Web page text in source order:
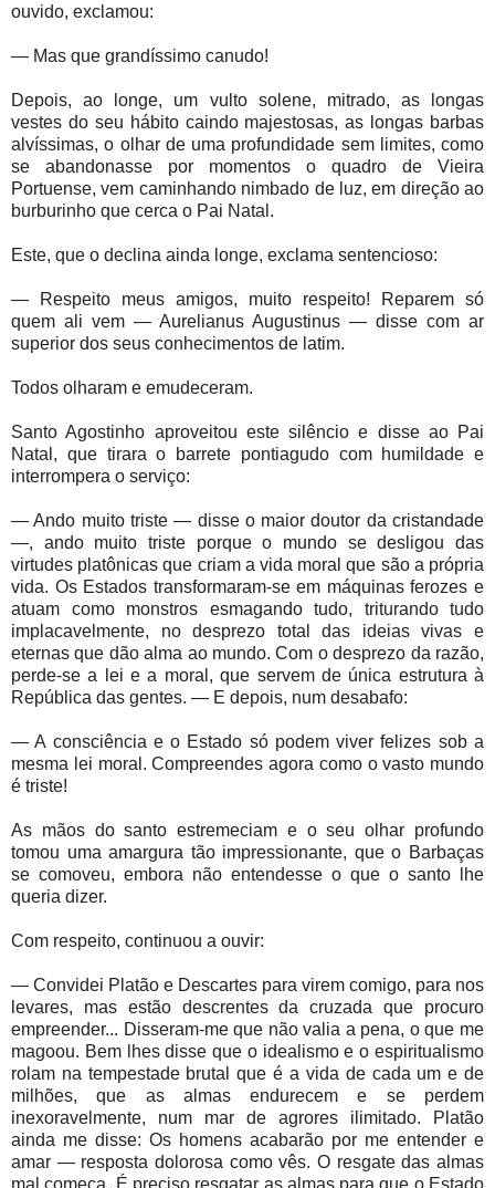
ouvido, exclamou:
— Mas que grandíssimo canudo!
Depois, ao longe, um vulto solene, mitrado, as longas
vestes do seu hábito caindo majestosas, as longas barbas
alvíssimas, o olhar de uma profundidade sem limites, como
se abandonasse por momentos o quadro de Vieira
Portuense, vem caminhando nimbado de luz, em direção ao
burburinho que cerca o Pai Natal.
Este, que o declina ainda longe, exclama sentencioso:
— Respeito meus amigos, muito respeito! Reparem só
quem ali vem — Aurelianus Augustinus — disse com ar
superior dos seus conhecimentos de latim.
Todos olharam e emudeceram.
Santo Agostinho aproveitou este silêncio e disse ao Pai
Natal, que tirara o barrete pontiagudo com humildade e
interrompera o serviço:
— Ando muito triste — disse o maior doutor da cristandade
—, ando muito triste porque o mundo se desligou das
virtudes platônicas que criam a vida moral que são a própria
vida. Os Estados transformaram-se em máquinas ferozes e
atuam como monstros esmagando tudo, triturando tudo
implacavelmente, no desprezo total das ideias vivas e
eternas que dão alma ao mundo. Com o desprezo da razão,
perde-se a lei e a moral, que servem de única estrutura à
República das gentes. — E depois, num desabafo:
— A consciência e o Estado só podem viver felizes sob a
mesma lei moral. Compreendes agora como o vasto mundo
é triste!
As mãos do santo estremeciam e o seu olhar profundo
tomou uma amargura tão impressionante, que o Barbaças
se comoveu, embora não entendesse o que o santo lhe
queria dizer.
Com respeito, continuou a ouvir:
— Convidei Platão e Descartes para virem comigo, para nos
levares, mas estão descrentes da cruzada que procuro
empreender... Disseram-me que não valia a pena, o que me
magoou. Bem lhes disse que o idealismo e o espiritualismo
rolam na tempestade brutal que é a vida de cada um e de
milhões, que as almas endurecem e se perdem
inexoravelmente, num mar de agrores ilimitado. Platão
ainda me disse: Os homens acabarão por me entender e
amar — resposta dolorosa como vês. O resgate das almas
mal começa. É preciso resgatar as almas para que o Estado